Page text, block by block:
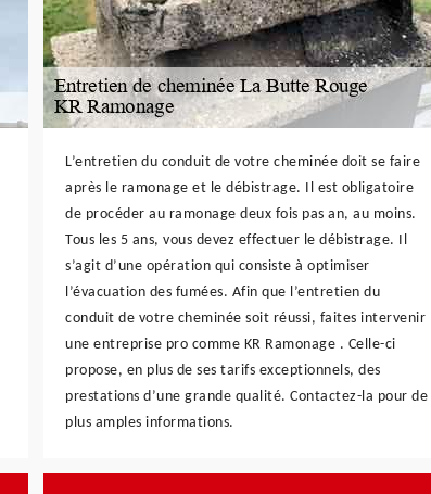
L’entretien du conduit de votre cheminée doit se faire
après le ramonage et le débistrage. Il est obligatoire
de procéder au ramonage deux fois pas an, au moins.
Tous les 5 ans, vous devez effectuer le débistrage. Il
s’agit d’une opération qui consiste à optimiser
l’évacuation des fumées. Afin que l’entretien du
conduit de votre cheminée soit réussi, faites intervenir
une entreprise pro comme KR Ramonage . Celle-ci
propose, en plus de ses tarifs exceptionnels, des
prestations d’une grande qualité. Contactez-la pour de
plus amples informations.